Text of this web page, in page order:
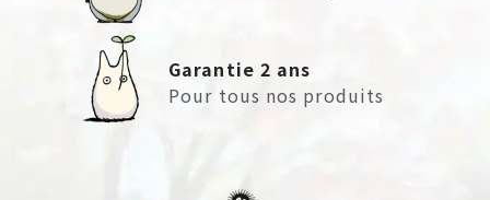
Garantie 2 ans
Pour tous nos produits